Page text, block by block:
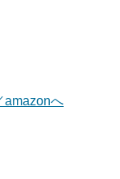
amazonへ